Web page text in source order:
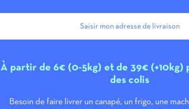
Saisir mon adresse de livraison
À partir de 6€ (0-5kg) et de 39€ (+10kg)
des colis
Besoin de faire livrer un canapé, un frigo, une